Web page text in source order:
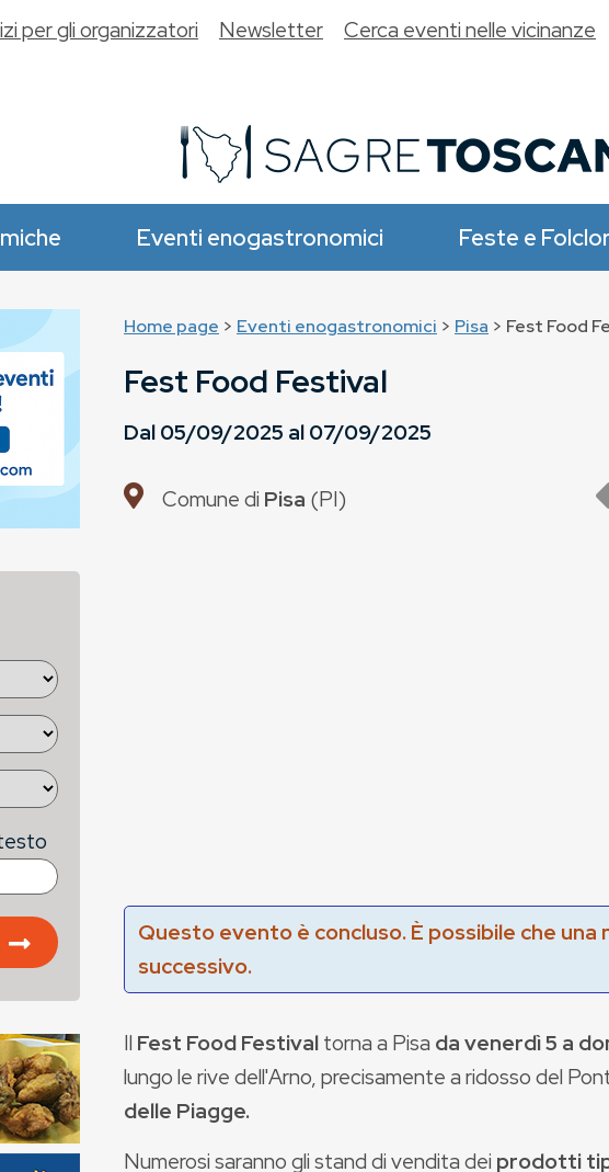
Eventi enogastronomici Feste e
per gli organizzatori Newsletter Cerca eventi nelle vicinanze
Home page > Eventi enogastronomici > Pisa > Fest Food
Fest Food Festival
Dal05/09/2025 al07/09/2025
Comune di Pisa (PI)
Questo evento è concluso. È possibile che
successivo.
Il Fest Food Festivaltorna a Pisa da venerdì 5 a
lungo le rive dell'Arno, precisamente a ridosso del
delle Piagge.
Numerosi saranno gli stand di vendita dei prodotti